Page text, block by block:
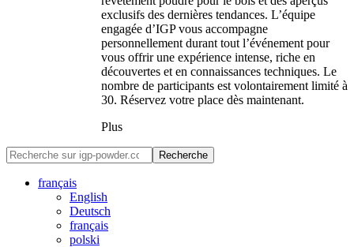
exclusifs des dernières tendances. L’équipe
engagée d’IGP vous accompagne
personnellement durant tout l’événement pour
vous offrir une expérience intense, riche en
découvertes et en connaissances techniques. Le
nombre de participants est volontairement limité à
30. Réservez votre place dès maintenant.
Plus
Recherche
français
English
Deutsch
français
polski